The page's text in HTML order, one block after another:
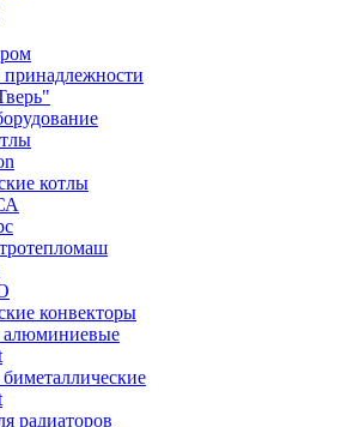
принадлежности
котлы
конвекторы
алюминиевые
радиаторов